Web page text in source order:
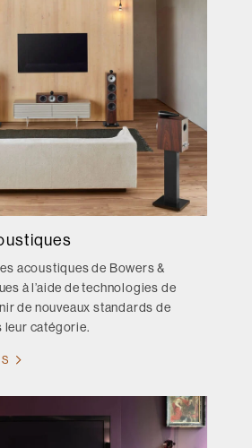
acoustiques de Bowers &
à l’aide de technologies de
de nouveaux standards de
leur catégorie.